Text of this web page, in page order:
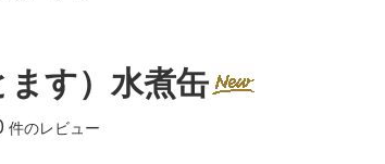
す）水煮缶
件のレビュー